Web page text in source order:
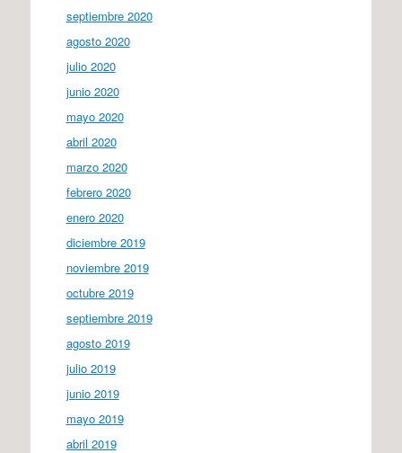
septiembre 2020
agosto 2020
julio 2020
junio 2020
mayo 2020
abril 2020
marzo 2020
febrero 2020
enero 2020
diciembre 2019
noviembre 2019
octubre 2019
septiembre 2019
agosto 2019
julio 2019
junio 2019
mayo 2019
abril 2019